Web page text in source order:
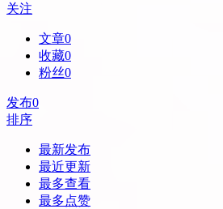
关注
文章0
收藏0
粉丝0
发布0
排序
最新发布
最近更新
最多查看
最多点赞